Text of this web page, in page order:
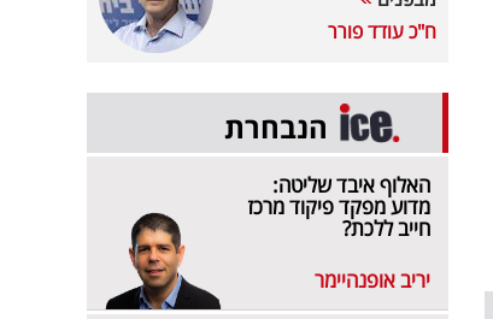
ח"כ עודד פורר
הנבחרת
האלוף איבד שליטה:
מדוע מפקד פיקוד מרכז
חייב ללכת?
יריב אופנהיימר